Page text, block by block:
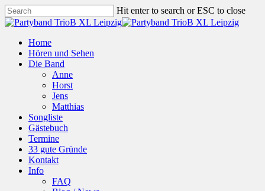
Skip
to
content
Hit enter to search or ESC to close
Close
Menu
Home
Hören und Sehen
Die Band
Anne
Horst
Jens
Matthias
Songliste
Gästebuch
Termine
33 gute Gründe
Kontakt
Info
FAQ